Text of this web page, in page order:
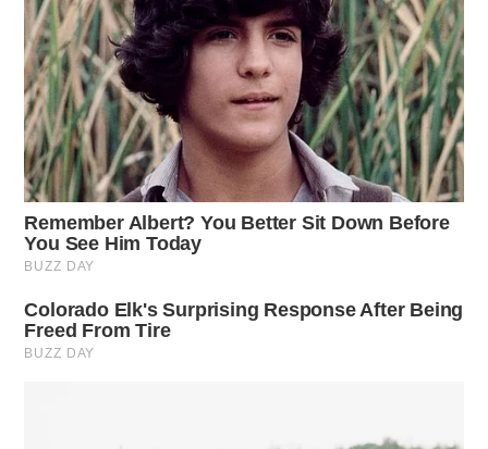
Quali piante potare in inverno?
Non tutte le piante richiedono potatura invernale. È
intervento. Tra quelle che necessitano di potatura in
inverno troviamo: